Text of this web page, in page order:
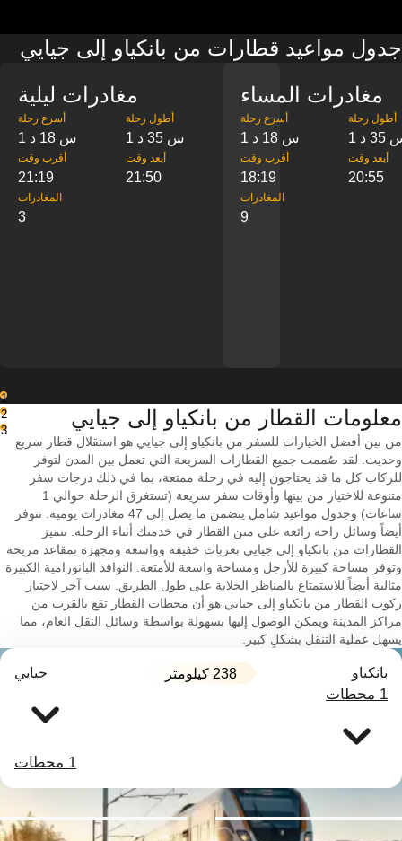
جدول مواعيد قطارات من بانكياو إلى جيايي
مغادرات ليلية
‎أسرع رحلة
1 س 18 د
‎أطول رحلة
1 س 35 د
‎أقرب وقت
21:19
‎أبعد وقت
21:50
‎المغادرات
3
مغادرات المساء
‎أسرع رحلة
1 س 18 د
‎أطول رحلة
35 د
‎أقرب وقت
18:19
‎أبعد وقت
20:55
‎المغادرات
9
1
2
3
معلومات القطار من ‎بانكياو إلى ‎جيايي
من بين أفضل الخيارات للسفر من بانكياو إلى جيايي هو استقلال قطار سريع
وحديث. لقد صُممت جميع القطارات السريعة التي تعمل بين المدن لتوفر
للركاب كل ما قد يحتاجون إليه في رحلة ممتعة، بما في ذلك درجات سفر
متنوعة للاختيار من بينها وأوقات سفر سريعة (تستغرق الرحلة حوالي 1
ساعات) وجدول مواعيد شامل يتضمن ما يصل إلى 47 مغادرات يومية. تتوفر
أيضاً وسائل راحة رائعة على متن القطار في خدمتك أثناء الرحلة. تتميز
القطارات من بانكياو إلى جيايي بعربات خفيفة وواسعة ومجهزة بمقاعد مريحة
وتوفر مساحة كبيرة للأرجل ومساحة واسعة للأمتعة. النوافذ البانورامية الكبيرة
مثالية أيضاً للاستمتاع بالمناظر الخلابة على طول الطريق. سبب آخر لاختيار
ركوب القطار من بانكياو إلى جيايي هو أن محطات القطار تقع بالقرب من
مراكز المدينة ويمكن الوصول إليها بسهولة بواسطة وسائل النقل العام، مما
يسهل عملية التنقل بشكلٍ كبير.
بانكياو 238 كيلومتر جيايي
1 محطات
1 محطات